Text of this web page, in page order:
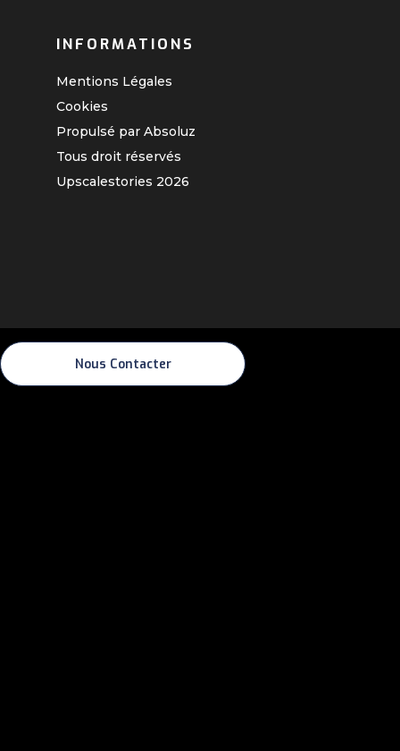
INFORMATIONS
Mentions Légales
Cookies
Propulsé par Absoluz
Tous droit réservés
Upscalestories 2026
Nous Contacter